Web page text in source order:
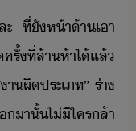
ที่​ั​ห้า้า​เา​
รั้​ที่​ล้า​ห้า​ไ้​แล้​
า​ผิ​ประเภท​”​ ​ร่า​
า​ั้​ไ่ีใคร​ล้า​